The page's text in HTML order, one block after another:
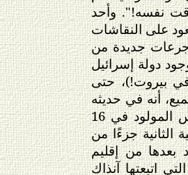
نفسه!". وأحد
على النقاشات
جرعات جديدة من
دولة إسرائيل
في بيروت!)، حتى
أنه في حديثه
عن هذه المشكلة، إنما يتحدث عن تجربته الشخصية التي عاشها، بعد فقدانه لمدينته ووطنه. غونتر غراس المولود في 16
الثانية جزءًا من
بعدها من إقليم
اتبعتها آنذاك